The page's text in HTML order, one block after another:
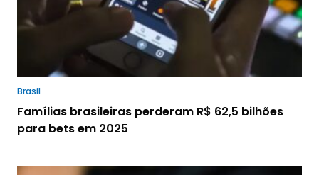
Brasil
Famílias brasileiras perderam R$ 62,5 bilhões
para bets em 2025